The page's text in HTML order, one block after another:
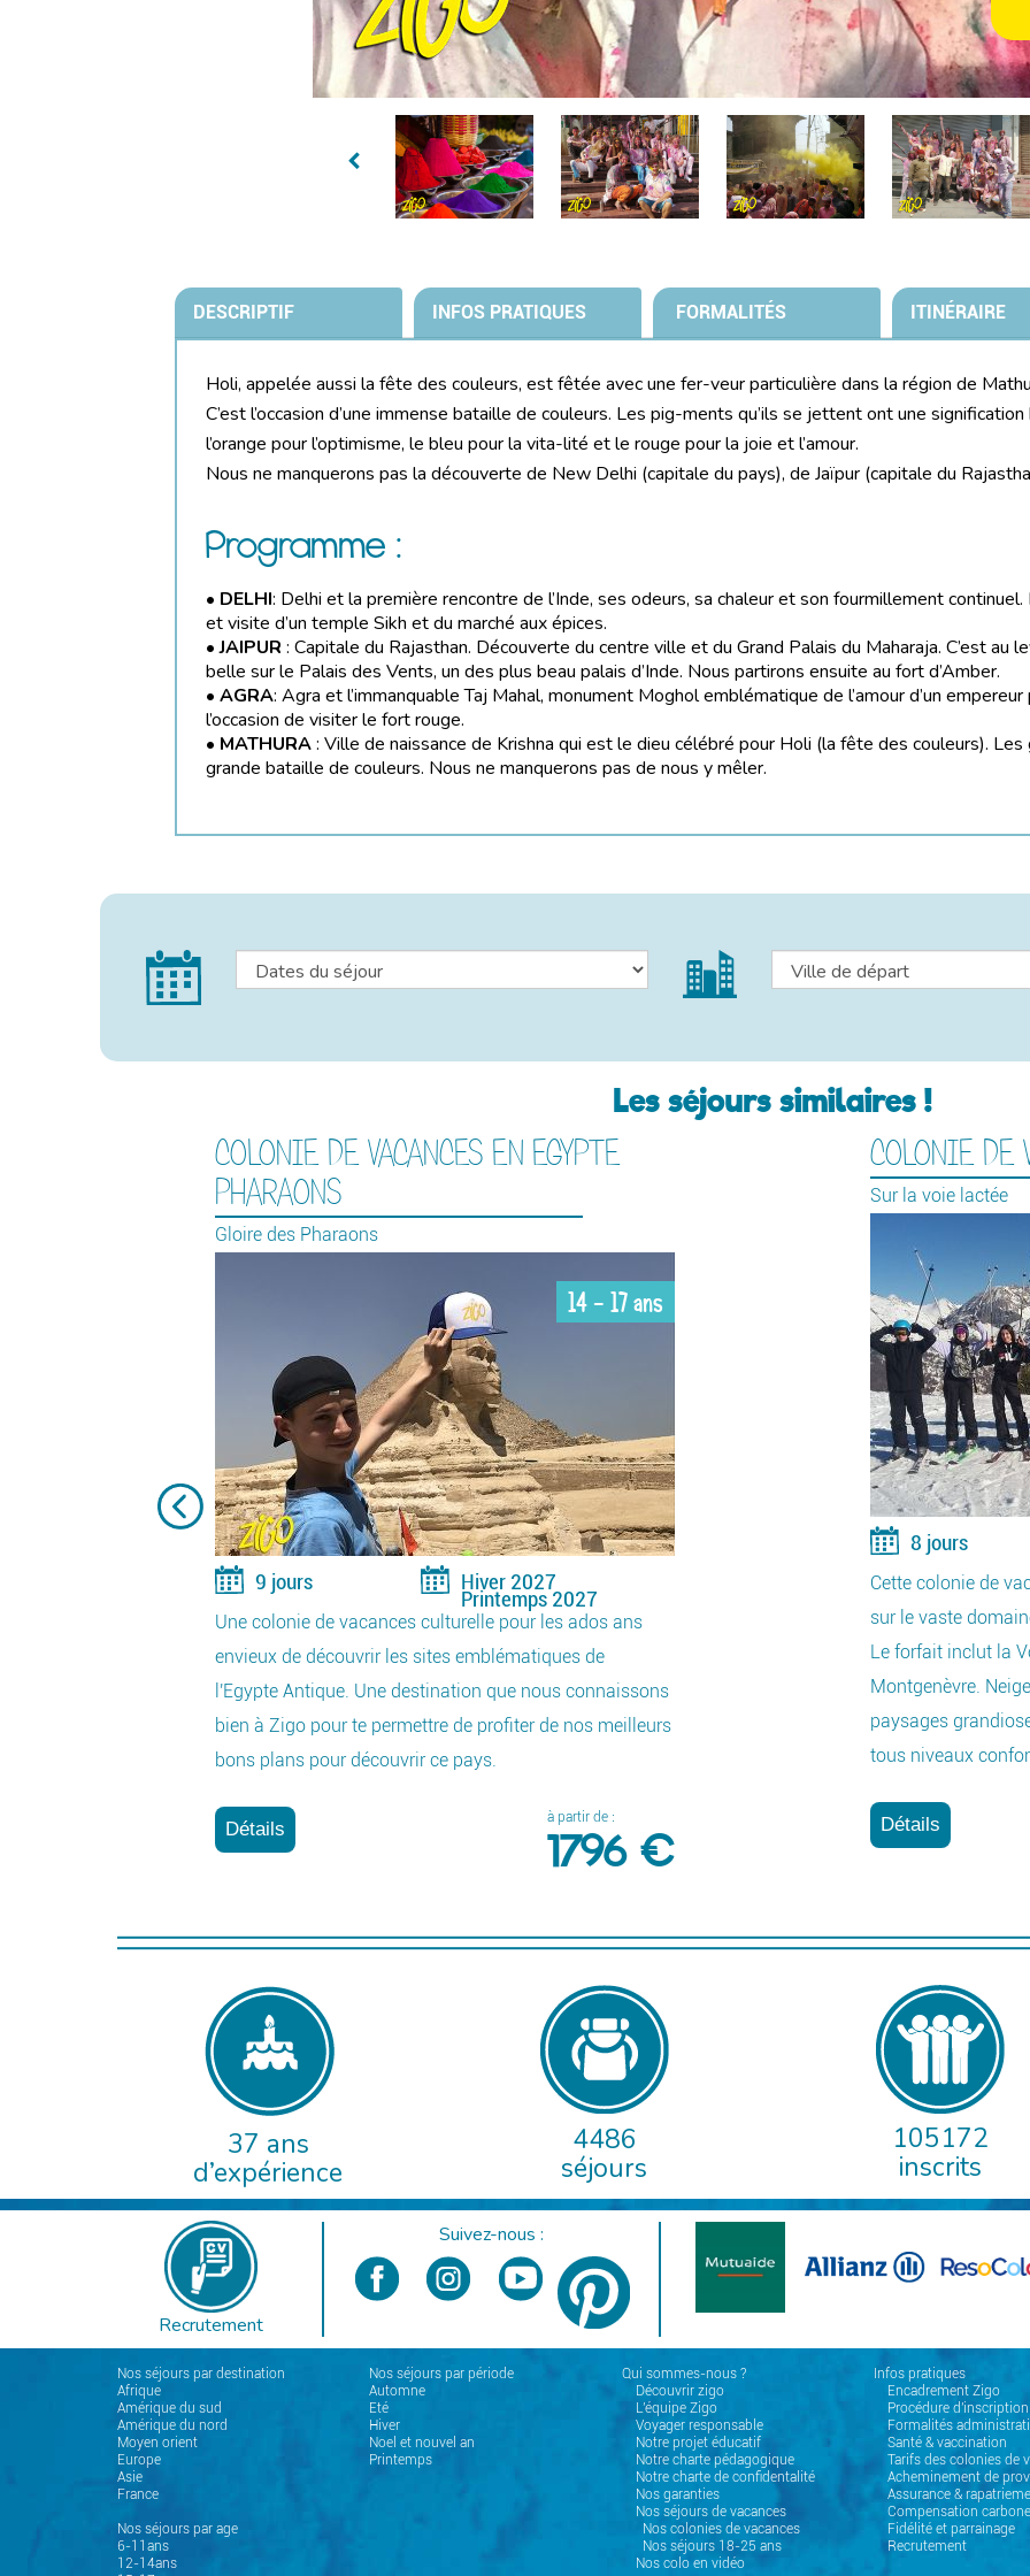
DESCRIPTIF INFOS PRATIQUES FORMALITÉS ITINÉRAIRE
Holi, appelée aussi la fête des couleurs, est fêtée avec une fer-veur particulière dans la région de
C’est l’occasion d’une immense bataille de couleurs. Les pig-ments qu’ils se jettent ont une
l’orange pour l’optimisme, le bleu pour la vita-lité et le rouge pour la joie et l’amour.
Nous ne manquerons pas la découverte de New Delhi (capitale du pays), de Jaïpur (capitale du
Programme :
• DELHI: Delhi et la première rencontre de l’Inde, ses odeurs, sa chaleur et son fourmillement
et visite d’un temple Sikh et du marché aux épices.
•JAIPUR : Capitale du Rajasthan. Découverte du centre ville et du Grand Palais du Maharaja. C’est au
belle sur le Palais des Vents, un des plus beau palais d’Inde. Nous partirons ensuite au fort d’Amber.
• AGRA: Agra et l’immanquable Taj Mahal, monument Moghol emblématique de l’amour d’un
l’occasion de visiter le fort rouge.
• MATHURA: Ville de naissance de Krishna qui est le dieu célébré pour Holi (la fête des couleurs).
grande bataille de couleurs. Nous ne manquerons pas de nous y mêler.
Les séjours similaires !
COLONIE DE VACANCES EN EGYPTE
PHARAONS
Gloire des Pharaons
14 - 17 ans
9 jours Hiver 2027
Printemps 2027
Une colonie de vacances culturelle pour les ados ans
envieux de découvrir les sites emblématiques de
l'Egypte Antique. Une destination que nous connaissons
bien à Zigo pour te permettre de profiter de nos meilleurs
bons plans pour découvrir ce pays.
Détails
à partir de :
1796 €
COLONIE DE
Sur la voie lactée
8 jours
Cette colonie de
sur le vaste
Le forfait inclut la
Montgenèvre.
paysages
tous niveaux
Détails
37 ans
d’expérience
4486
séjours
105172
inscrits
Recrutement
Suivez-nous :
Nos séjours par destination
Afrique
Amérique du sud
Amérique du nord
Moyen orient
Europe
Asie
France
Nos séjours par age
6-11ans
12-14ans
Nos séjours par période
Automne
Eté
Hiver
Noel et nouvel an
Printemps
Qui sommes-nous ?
Découvrir zigo
L'équipe Zigo
Voyager responsable
Notre projet éducatif
Notre charte pédagogique
Notre charte de confidentalité
Nos garanties
Nos séjours de vacances
Nos colonies de vacances
Nos séjours 18-25 ans
Nos colo en vidéo
Infos pratiques
Encadrement Zigo
Procédure d'inscription
Formalités
Santé & vaccination
Tarifs des colonies de
Acheminement de
Assurance &
Compensation carbone
Fidélité et parrainage
Recrutement